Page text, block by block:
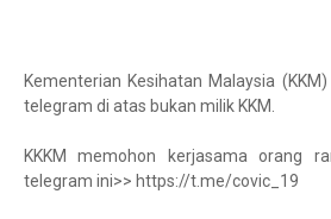
Kementerian Kesihatan Malaysia
telegram di atas bukan milik KKM.
KKKM memohon kerjasama orang
telegram ini>> https://t.me/covic_19